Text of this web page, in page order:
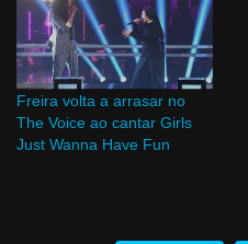
Freira volta a arrasar no
The Voice ao cantar Girls
Just Wanna Have Fun